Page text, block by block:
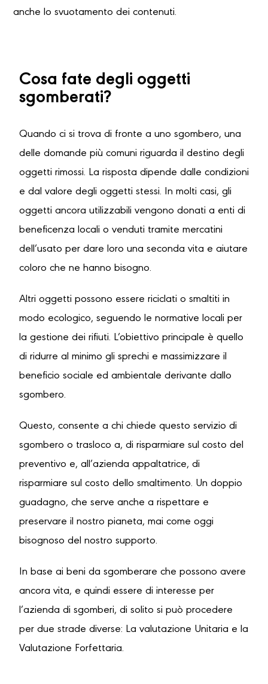
anche lo svuotamento dei contenuti.
Cosa fate degli oggetti
sgomberati?
Quando ci si trova di fronte a uno sgombero, una
delle domande più comuni riguarda il destino degli
oggetti rimossi. La risposta dipende dalle condizioni
e dal valore degli oggetti stessi. In molti casi, gli
oggetti ancora utilizzabili vengono donati a enti di
beneficenza locali o venduti tramite mercatini
dell’usato per dare loro una seconda vita e aiutare
coloro che ne hanno bisogno.
Altri oggetti possono essere riciclati o smaltiti in
modo ecologico, seguendo le normative locali per
la gestione dei rifiuti. L’obiettivo principale è quello
di ridurre al minimo gli sprechi e massimizzare il
beneficio sociale ed ambientale derivante dallo
sgombero.
Questo, consente a chi chiede questo servizio di
sgombero o trasloco a, di risparmiare sul costo del
preventivo e, all’azienda appaltatrice, di
risparmiare sul costo dello smaltimento. Un doppio
guadagno, che serve anche a rispettare e
preservare il nostro pianeta, mai come oggi
bisognoso del nostro supporto.
In base ai beni da sgomberare che possono avere
ancora vita, e quindi essere di interesse per
l’azienda di sgomberi, di solito si può procedere
per due strade diverse: La valutazione Unitaria e la
Valutazione Forfettaria.